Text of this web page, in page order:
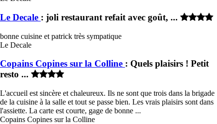
Le Decale : joli restaurant refait avec goût, ...
bonne cuisine et patrick très sympatique
Le Decale
Copains Copines sur la Colline : Quels plaisirs ! Petit
resto ...
L'accueil est sincère et chaleureux. Ils ne sont que trois dans la brigade
de la cuisine à la salle et tout se passe bien. Les vrais plaisirs sont dans
l'assiette. La carte est courte, gage de bonne ...
Copains Copines sur la Colline